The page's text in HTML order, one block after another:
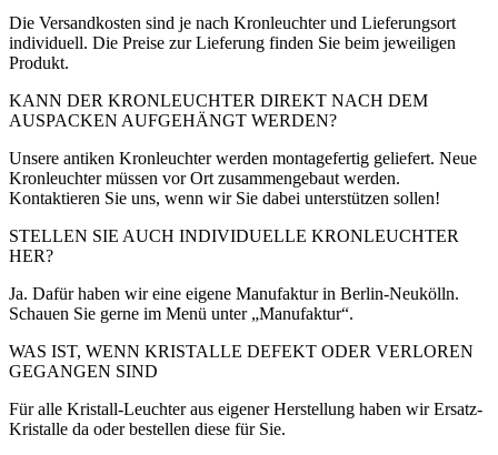
Die Versandkosten sind je nach Kronleuchter und Lieferungsort
individuell. Die Preise zur Lieferung finden Sie beim jeweiligen
Produkt.
KANN DER KRONLEUCHTER DIREKT NACH DEM
AUSPACKEN AUFGEHÄNGT WERDEN?
Unsere antiken Kronleuchter werden montagefertig geliefert. Neue
Kronleuchter müssen vor Ort zusammengebaut werden.
Kontaktieren Sie uns, wenn wir Sie dabei unterstützen sollen!
STELLEN SIE AUCH INDIVIDUELLE KRONLEUCHTER
HER?
Ja. Dafür haben wir eine eigene Manufaktur in Berlin-Neukölln.
Schauen Sie gerne im Menü unter „Manufaktur“.
WAS IST, WENN KRISTALLE DEFEKT ODER VERLOREN
GEGANGEN SIND
Für alle Kristall-Leuchter aus eigener Herstellung haben wir Ersatz-
Kristalle da oder bestellen diese für Sie.